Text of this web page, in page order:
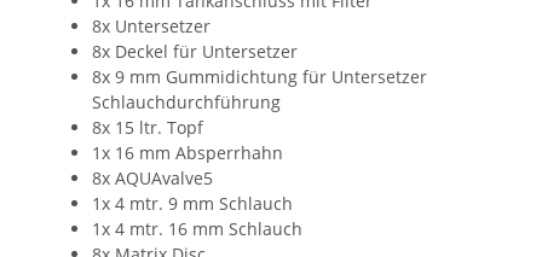
8x Untersetzer
8x Deckel für Untersetzer
8x 9 mm Gummidichtung für Untersetzer
Schlauchdurchführung
8x 15 ltr. Topf
1x 16 mm Absperrhahn
8x AQUAvalve5
1x 4 mtr. 9 mm Schlauch
1x 4 mtr. 16 mm Schlauch